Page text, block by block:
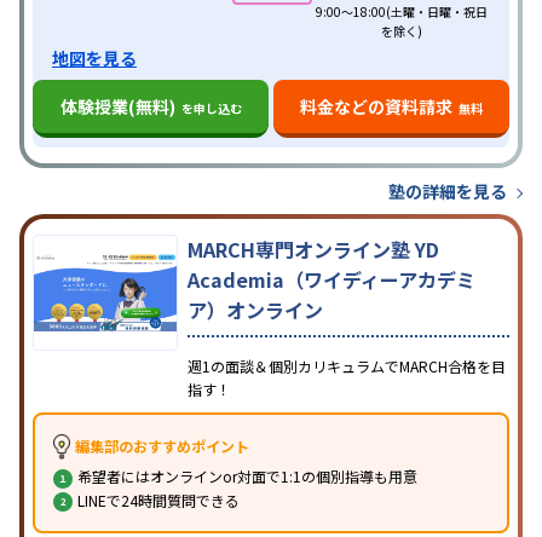
9:00～18:00(土曜・日曜・祝日
を除く)
地図を見る
体験授業(無料) を申し込む 料金などの資料請求 無料
塾の詳細を見る
MARCH専門オンライン塾 YD
Academia（ワイディーアカデミ
ア）オンライン
週1の面談＆個別カリキュラムでMARCH合格を目
指す！
編集部のおすすめポイント
希望者にはオンラインor対面で1:1の個別指導も用意
LINEで24時間質問できる